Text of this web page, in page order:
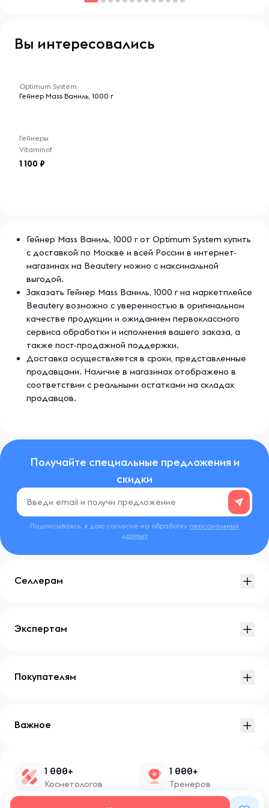
Ассортимент продукции включает в себя витаминные
стремящихся к активному и здоровому образу жизни.
Вы интересовались
Optimum System
Гейнер Mass Ваниль, 1000 г
Гейнеры
Vitaminof
1 100
Гейнер Mass Ваниль, 1000 г от Optimum System купить
с доставкой по Москве и всей России в интернет-
магазинах на Beautery можно с максимальной
выгодой.
Заказать Гейнер Mass Ваниль, 1000 г на маркетплейсе
Beautery возможно с уверенностью в оригинальном
качестве продукции и ожиданием первоклассного
сервиса обработки и исполнения вашего заказа, а
также пост-продажной поддержки.
Доставка осуществляется в сроки, представленные
продавцами. Наличие в магазинах отображено в
соответствии с реальными остатками на складах
продавцов.
Получайте специальные предложения и
скидки
Подписываясь, я даю согласие на обработку персональных
данных
Селлерам
Экспертам
Покупателям
Важное
1 000+
Косметологов
1 000+
Тренеров